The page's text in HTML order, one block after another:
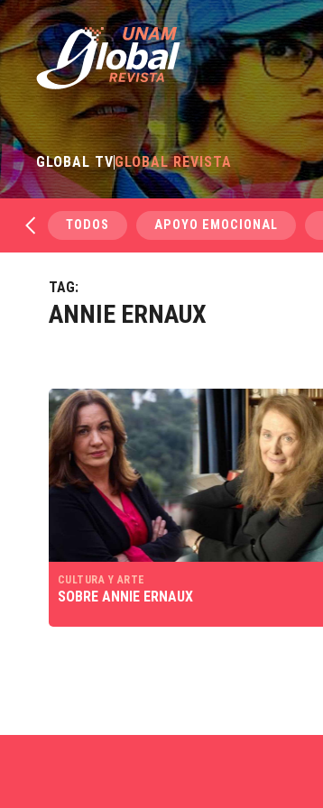
GLOBAL TVGLOBAL REVISTA
TODOS APOYO EMOCIONAL
TAG:
ANNIE ERNAUX
CULTURA Y ARTE
SOBRE ANNIE ERNAUX